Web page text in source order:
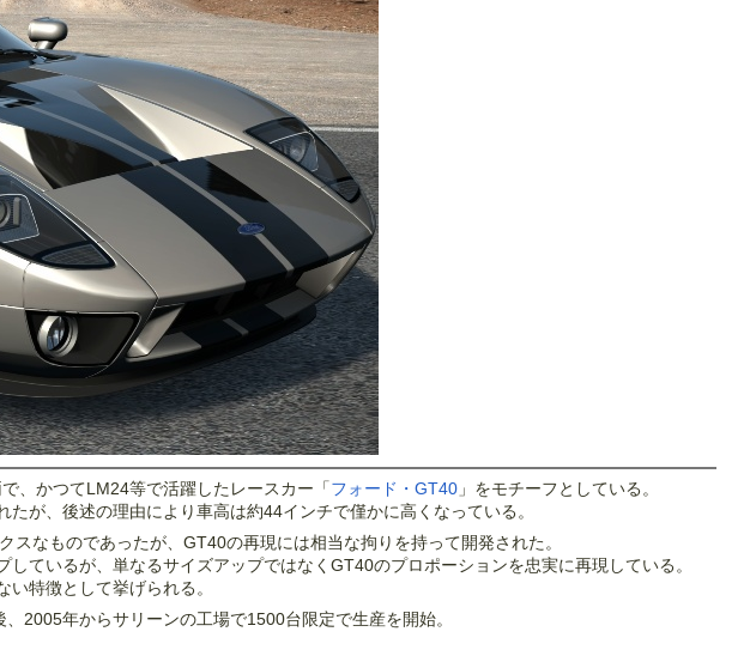
、かつてLM24等で活躍したレースカー「フォード・GT40 」をモチーフとしている。
が、後述の理由により車高は約44インチで僅かに高くなっている。
なものであったが、GT40の再現には相当な拘りを持って開発された。
ているが、単なるサイズアップではなくGT40のプロポーションを忠実に再現している。
特徴として挙げられる。
、2005年からサリーンの工場で1500台限定で生産を開始。